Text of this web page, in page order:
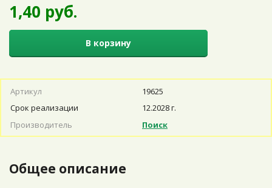
1,40 руб.
В корзину
Артикул
19625
Срок реализации
12.2028 г.
Производитель
Поиск
Общее описание